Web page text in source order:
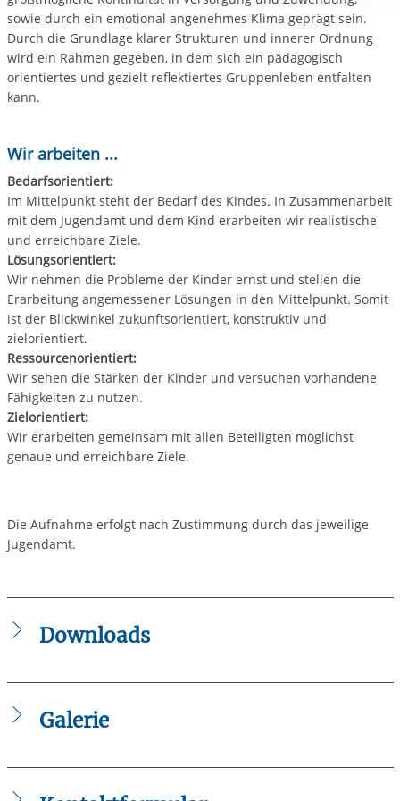
sowie durch ein emotional angenehmes Klima geprägt sein.
Durch die Grundlage klarer Strukturen und innerer Ordnung
wird ein Rahmen gegeben, in dem sich ein pädagogisch
orientiertes und gezielt reflektiertes Gruppenleben entfalten
kann.
Wir arbeiten ...
Bedarfsorientiert:
Im Mittelpunkt steht der Bedarf des Kindes. In Zusammenarbeit
mit dem Jugendamt und dem Kind erarbeiten wir realistische
und erreichbare Ziele.
Lösungsorientiert:
Wir nehmen die Probleme der Kinder ernst und stellen die
Erarbeitung angemessener Lösungen in den Mittelpunkt. Somit
ist der Blickwinkel zukunftsorientiert, konstruktiv und
zielorientiert.
Ressourcenorientiert:
Wir sehen die Stärken der Kinder und versuchen vorhandene
Fähigkeiten zu nutzen.
Zielorientiert:
Wir erarbeiten gemeinsam mit allen Beteiligten möglichst
genaue und erreichbare Ziele.
Die Aufnahme erfolgt nach Zustimmung durch das jeweilige
Jugendamt.
Downloads
Galerie